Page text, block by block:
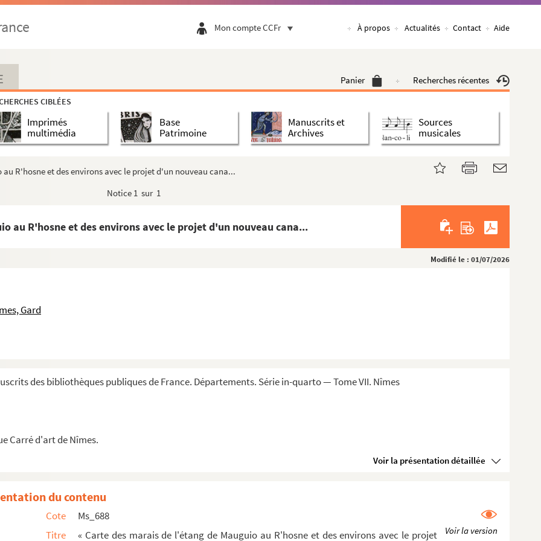
Mon compte CCFr À propos Actualités Contact Aide
Panier Recherches récentes
CIBLÉES
Imprimés
multimédia
Base
Patrimoine
Manuscrits et
Archives
Sources
musicales
R'hosne et des environs avec le projet d'un nouveau cana...
Notice 1 sur 1
au R'hosne et des environs avec le projet d'un nouveau cana...
Modifié le : 01/07/2026
Gard
des bibliothèques publiques de France. Départements. Série in-quarto — Tome VII. Nîmes
Carré d'art de Nîmes.
Voir la présentation détaillée
Tubeuf (1670 à 1816).
1684 jusqu'au 20 juillet 1790.
de pension, concernant le général baro...
au Languedoc.
embouchure (échelle de 1/200.000).
la Cour, au nombre de vingt-deux pour le thé...
et ses bénéficiaires.
le territoire de Modène (Vaucluse).
par Eugène Trenquier ».
théorique, pratique et physique.
du contenu
Cote
Ms_688
Titre
« Carte des marais de l'étang de Mauguio au R'hosne et des environs avec le projet